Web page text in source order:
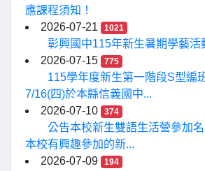
應課程須知！
2026-07-21
1021
彰興國中115年新生暑期學藝活
2026-07-15
775
115學年度新生第一階段S型編
7/16(四)於本縣信義國中...
2026-07-10
374
公告本校新生雙語生活營參加
本校有興趣參加的新...
2026-07-09
194